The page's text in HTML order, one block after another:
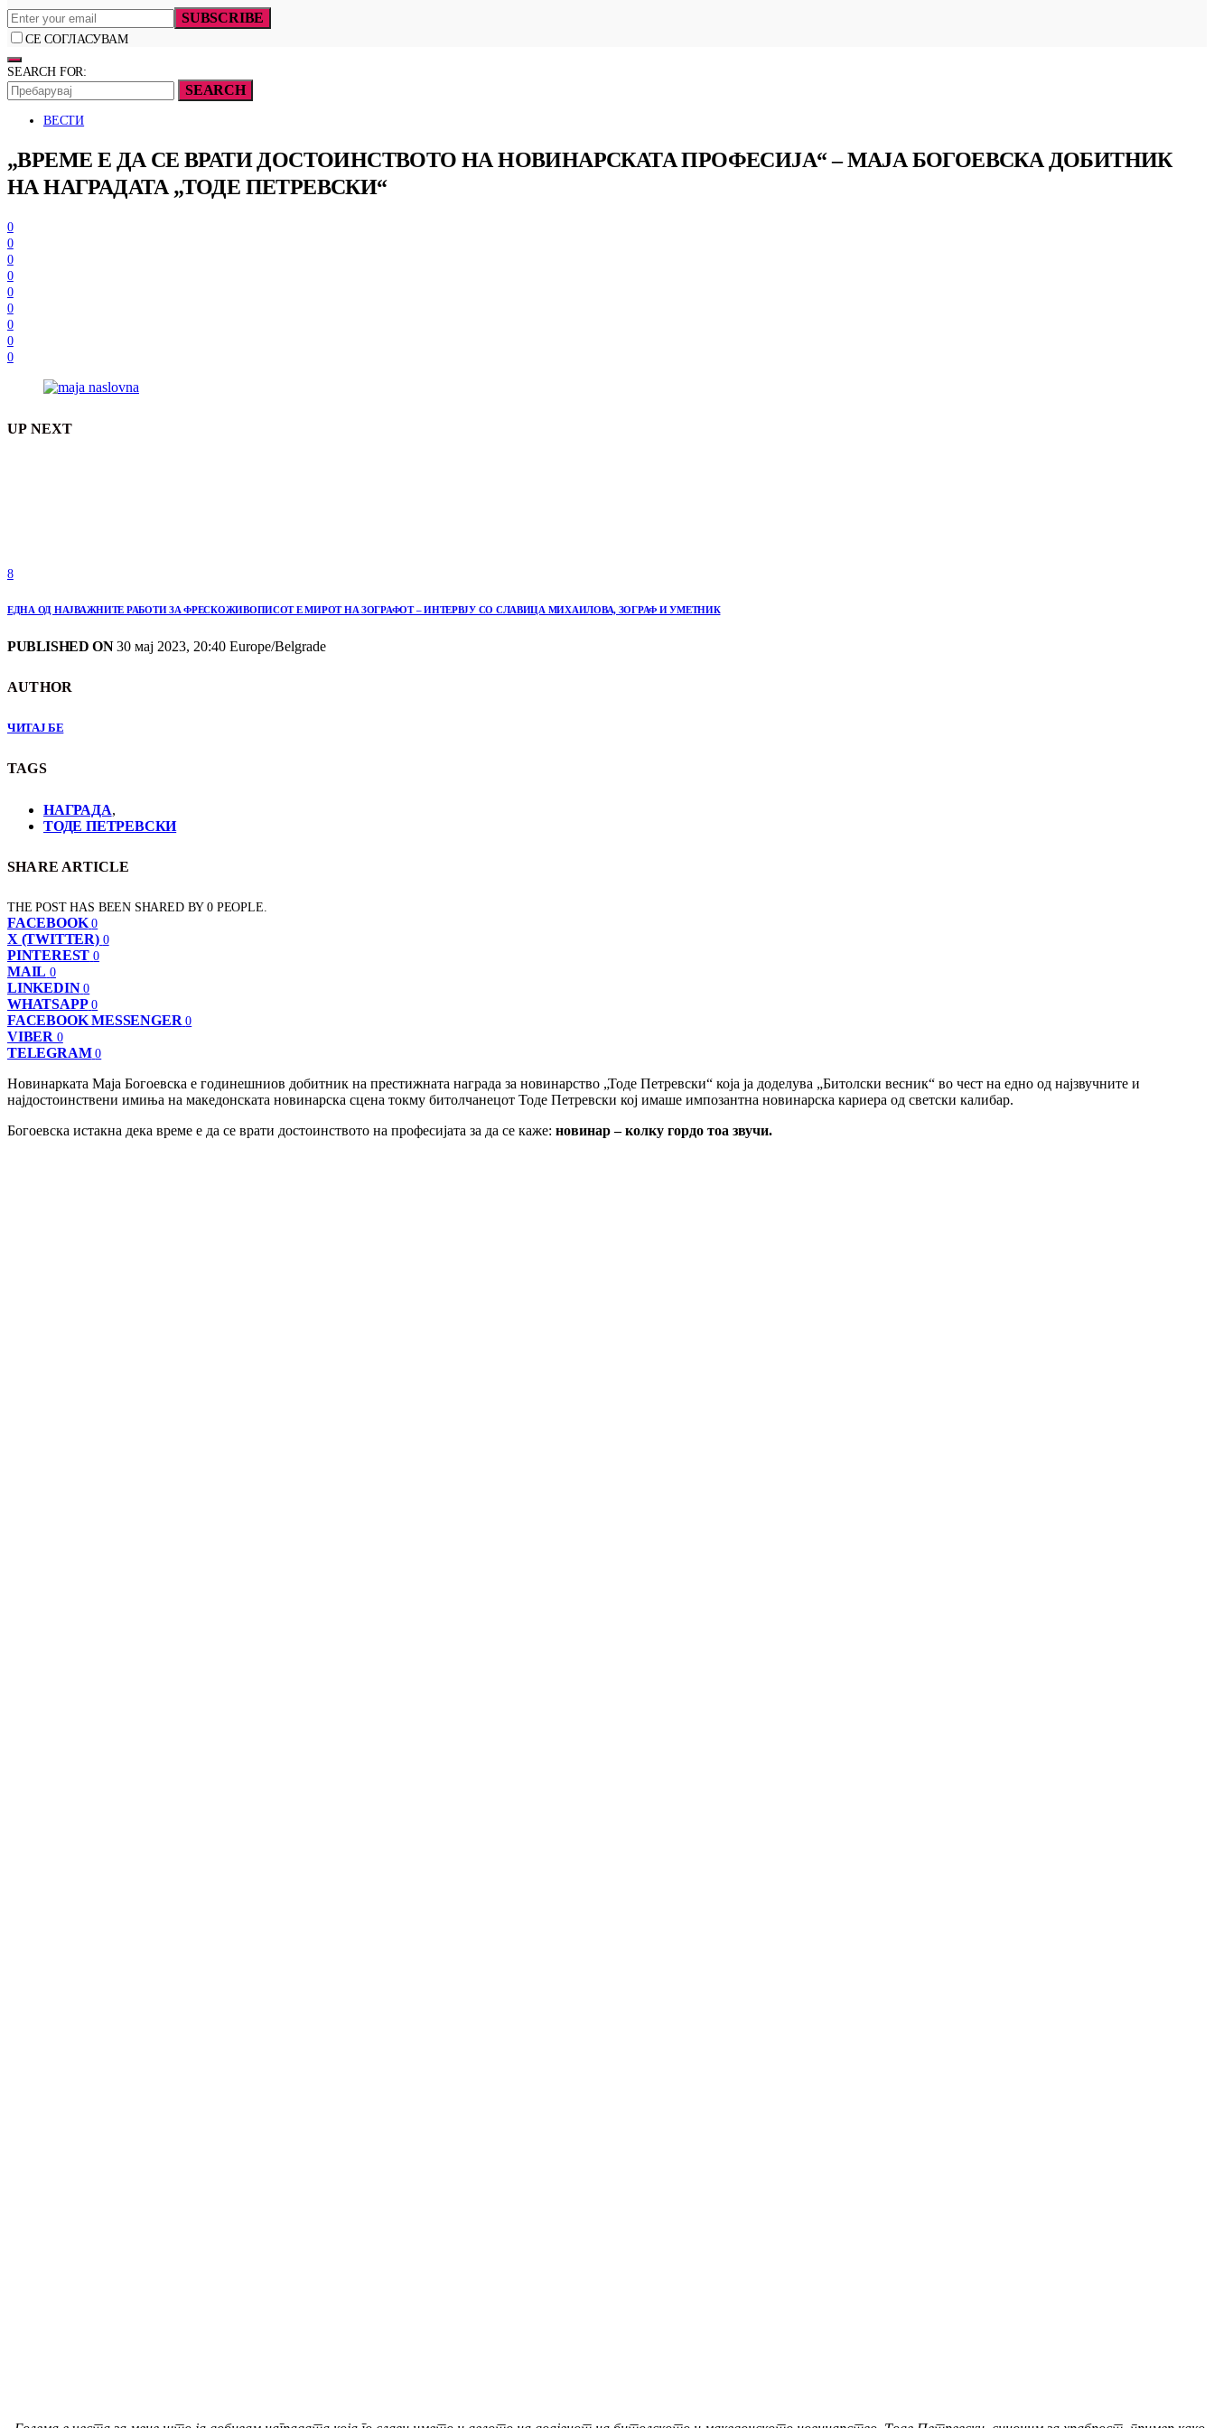
SUBSCRIBE
СЕ СОГЛАСУВАМ
SEARCH FOR:
SEARCH
ВЕСТИ
„ВРЕМЕ Е ДА СЕ ВРАТИ ДОСТОИНСТВОТО НА НОВИНАРСКАТА ПРОФЕСИЈА“ – МАЈА БОГОЕВСКА ДОБИТНИК
НА НАГРАДАТА „ТОДЕ ПЕТРЕВСКИ“
0
0
0
0
0
0
0
0
0
UP NEXT
8
ЕДНА ОД НАЈВАЖНИТЕ РАБОТИ ЗА ФРЕСКОЖИВОПИСОТ Е МИРОТ НА ЗОГРАФОТ – ИНТЕРВЈУ СО СЛАВИЦА МИХАИЛОВА, ЗОГРАФ И УМЕТНИК
PUBLISHED ON30 мај 2023, 20:40 Europe/Belgrade
AUTHOR
ЧИТАЈ БЕ
TAGS
НАГРАДА,
ТОДЕ ПЕТРЕВСКИ
SHARE ARTICLE
THE POST HAS BEEN SHARED BY0 PEOPLE.
FACEBOOK 0
X (TWITTER) 0
PINTEREST 0
MAIL 0
LINKEDIN 0
WHATSAPP 0
FACEBOOK MESSENGER 0
VIBER 0
TELEGRAM 0
Новинарката Маја Богоевска е годинешниов добитник на престижната награда за новинарство „Тоде Петревски“ која ја доделува „Битолски весник“ во чест на едно од најзвучните и
најдостоинствени имиња на македонската новинарска сцена токму битолчанецот Тоде Петревски кој имаше импозантна новинарска кариера од светски калибар.
Богоевска истакна дека време е да се врати достоинството на професијата за да се каже: новинар – колку гордо тоа звучи.